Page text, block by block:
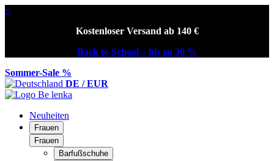
×
Kostenloser Versand ab 140 €
Back to School – bis zu 30 %
Sommer-Sale %
DE / EUR
Neuheiten
Frauen
Frauen
Barfußschuhe